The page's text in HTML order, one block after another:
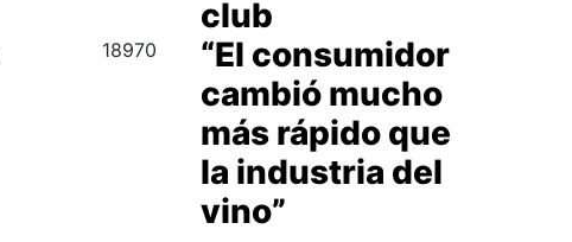
club
18970
“El consumidor
cambió mucho
más rápido que
la industria del
vino”